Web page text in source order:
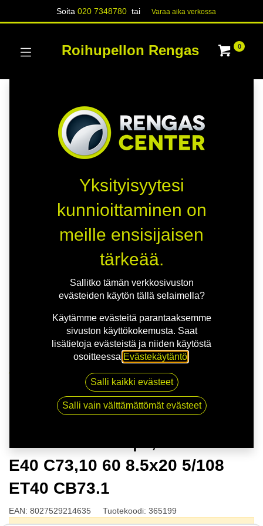
Soita020 7348780 tai Varaa aika verk​​​​ossa
Roihupellon Rengas 0
MSW 51 G.BLK | 8,5X20 5-108 E40 C73,10 60 8.5x20
5/108 ET40 CB73.1
E40 C73,10 60 8.5x20 5/108
ET40 CB73.1
EAN: 8027529214635 Tuotekoodi: 365199
Yksityisyytesi
kunnioittaminen on
meille ensisijaisen
tärkeää.
Sallitko tämän verkkosivuston
evästeiden käytön tällä selaimella?
Käytämme evästeitä parantaaksemme
sivuston käyttökokemusta. Saat
lisätietoja evästeistä ja niiden käytöstä
osoitteessa Evästekäytäntö
Salli kaikki evästeet
Salli vain välttämättömät evästeet